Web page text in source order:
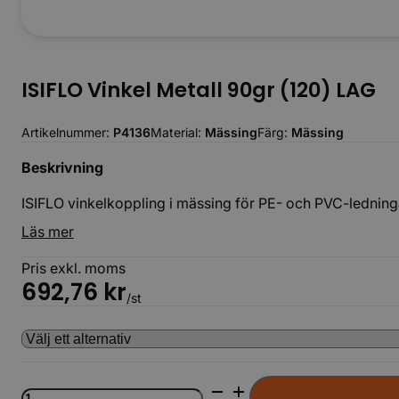
ISIFLO Vinkel Metall 90gr (120) LAG
Artikelnummer: P4136Material: MässingFärg: Mässing
Beskrivning
ISIFLO vinkelkoppling i mässing för PE- och PVC-
Läs mer
Pris exkl. moms
692,76 kr/st
ISIFLO